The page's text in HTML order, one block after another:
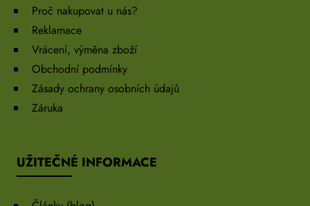
Proč nakupovat u nás?
Reklamace
Vrácení, výměna zboží
Obchodní podmínky
Zásady ochrany osobních údajů
Záruka
UŽITEČNÉ INFORMACE